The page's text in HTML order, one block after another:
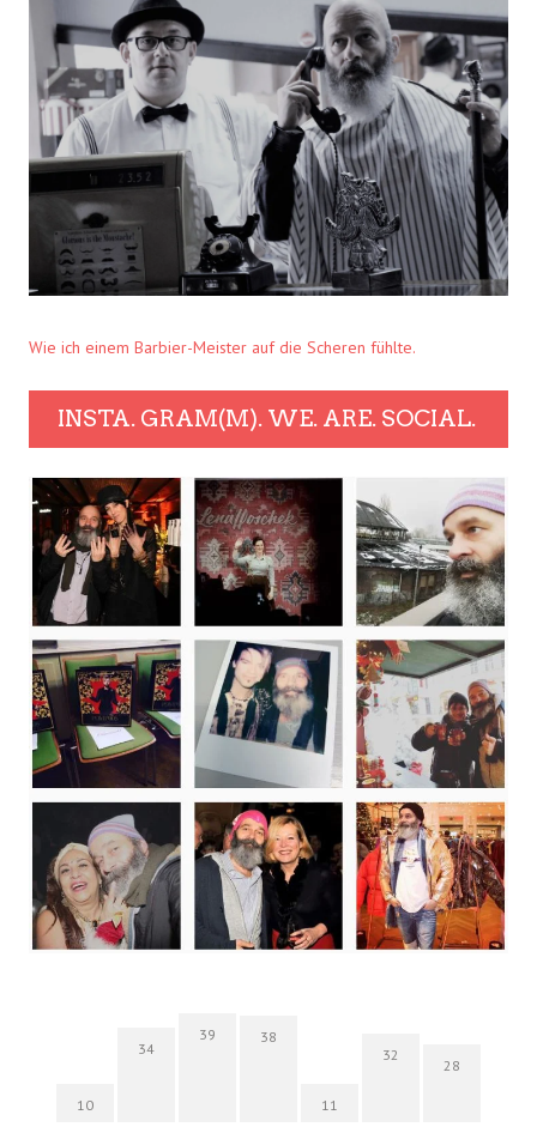
Wie ich einem Barbier-Meister auf die Scheren fühlte.
INSTA. GRAM(M). WE. ARE. SOCIAL.
10
34
39 38
11
32
28